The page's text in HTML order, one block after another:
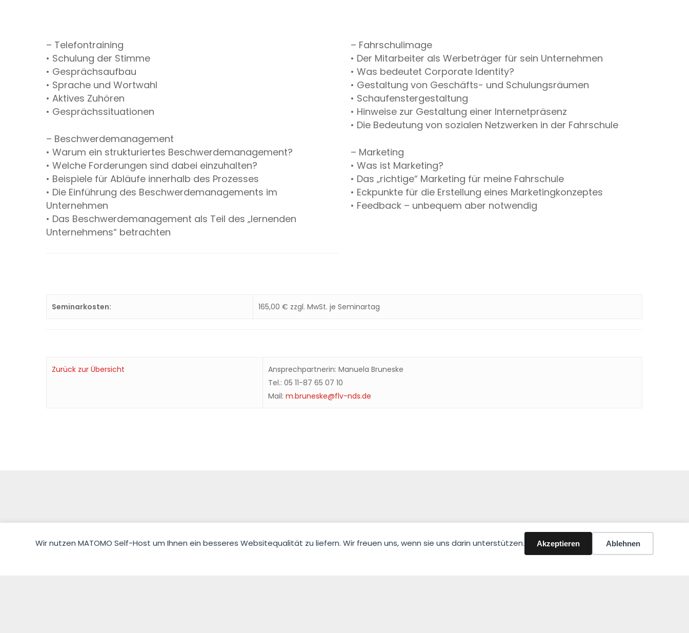
Wir nutzen MATOMO Self-Host um Ihnen ein besseres Websitequalität zu liefern. Wir freuen uns, wenn sie uns darin unterstützen. Akzeptieren Ablehnen
– Telefontraining
• Schulung der Stimme
• Gesprächsaufbau
• Sprache und Wortwahl
• Aktives Zuhören
• Gesprächssituationen
– Beschwerdemanagement
• Warum ein strukturiertes Beschwerdemanagement?
• Welche Forderungen sind dabei einzuhalten?
• Beispiele für Abläufe innerhalb des Prozesses
• Die Einführung des Beschwerdemanagements im
Unternehmen
• Das Beschwerdemanagement als Teil des „lernenden
Unternehmens“ betrachten
– Fahrschulimage
• Der Mitarbeiter als Werbeträger für sein Unternehmen
• Was bedeutet Corporate Identity?
• Gestaltung von Geschäfts- und Schulungsräumen
• Schaufenstergestaltung
• Hinweise zur Gestaltung einer Internetpräsenz
• Die Bedeutung von sozialen Netzwerken in der Fahrschule
– Marketing
• Was ist Marketing?
• Das „richtige“ Marketing für meine Fahrschule
• Eckpunkte für die Erstellung eines Marketingkonzeptes
• Feedback – unbequem aber notwendig
Seminarkosten: 165,00 € zzgl. MwSt. je Seminartag
Zurück zur Übersicht
Ansprechpartnerin: Manuela Bruneske
Tel.: 05 11-87 65 07 10
Mail:m.bruneske@flv-nds.de